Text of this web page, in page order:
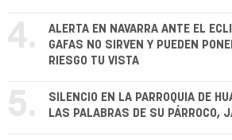
4.
ALERTA EN NAVARRA ANTE EL
GAFAS NO SIRVEN Y PUEDEN
RIESGO TU VISTA
5.
SILENCIO EN LA PARROQUIA DE
LAS PALABRAS DE SU PÁRROCO,